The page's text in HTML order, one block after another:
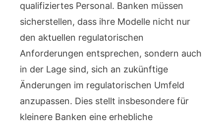
qualifiziertes Personal. Banken müssen
sicherstellen, dass ihre Modelle nicht nur
den aktuellen regulatorischen
Anforderungen entsprechen, sondern auch
in der Lage sind, sich an zukünftige
Änderungen im regulatorischen Umfeld
anzupassen. Dies stellt insbesondere für
kleinere Banken eine erhebliche